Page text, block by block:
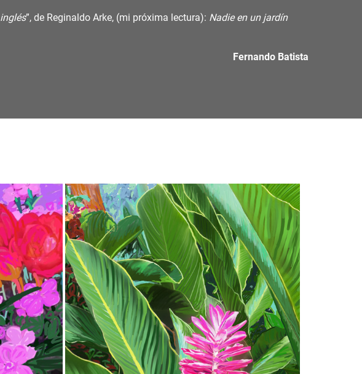
”, de Reginaldo Arke, (mi próxima lectura): Nadie en un jardín
Fernando Batista